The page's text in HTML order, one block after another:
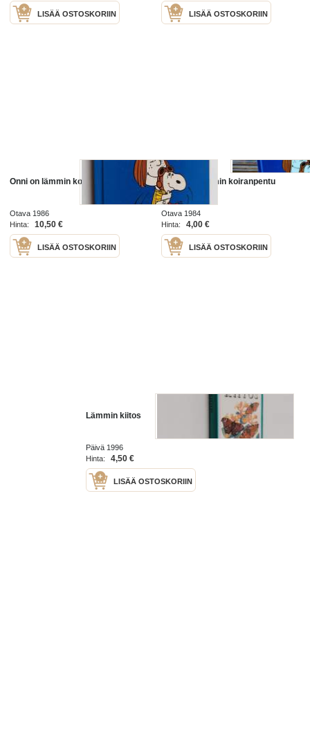
LISÄÄ OSTOSKORIIN LISÄÄ OSTOSKORIIN
Onni on lämmin koiranpentu
Otava 1986
Hinta:
10,50 €
LISÄÄ OSTOSKORIIN
Onni on...lämmin koiranpentu
Otava 1984
Hinta:
4,00 €
LISÄÄ OSTOSKORIIN
Lämmin kiitos
Päivä 1996
Hinta:
4,50 €
LISÄÄ OSTOSKORIIN